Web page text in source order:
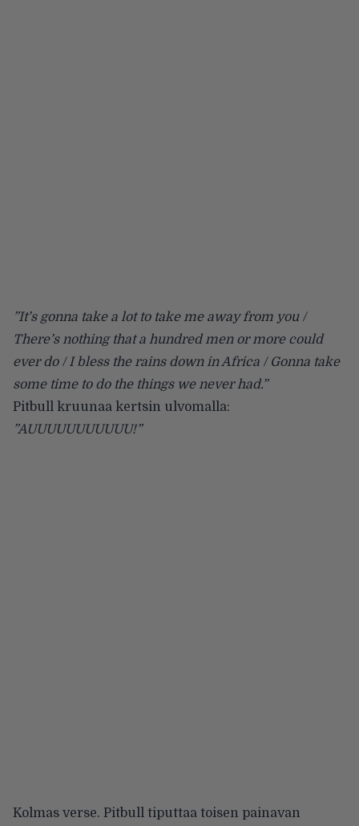
”It’s gonna take a lot to take me away from you /
There’s nothing that a hundred men or more could
ever do / I bless the rains down in Africa / Gonna take
some time to do the things we never had.”
Pitbull kruunaa kertsin ulvomalla:
”AUUUUUUUUUUU!”
Kolmas verse. Pitbull tiputtaa toisen painavan